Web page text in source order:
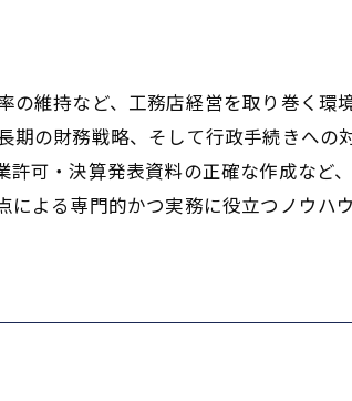
維持など、工務店経営を取り巻く環
の財務戦略、そして行政手続きへの
可・決算発表資料の正確な作成など
よる専門的かつ実務に役立つノウハ